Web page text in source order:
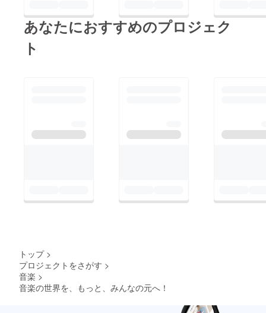
あなたにおすすめのプロジェク
ト
トップ >
プロジェクトをさがす >
音楽 >
音楽の世界を、もっと、みんなの元へ！